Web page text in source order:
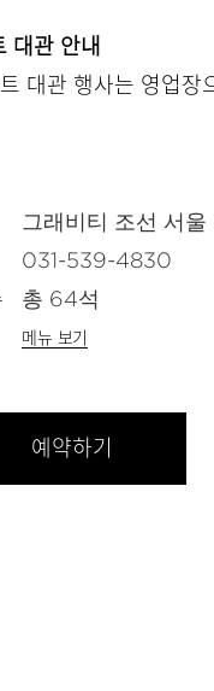
대관 안내
대관 행사는 영업장
그래비티 조선 서울
031-539-4830
총 64석
메뉴 보기
예약하기